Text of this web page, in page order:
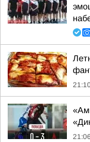
21:06